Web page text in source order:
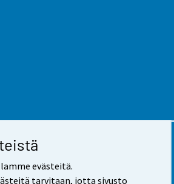
evästeitä.
tarvitaan, jotta sivusto